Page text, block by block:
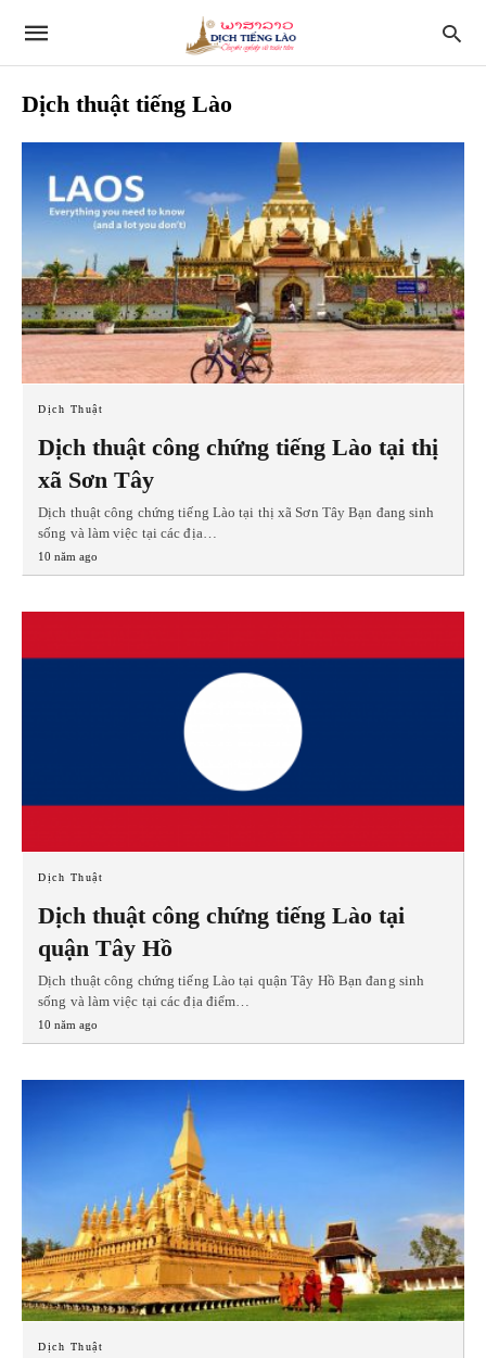
Dịch thuật tiếng Lào
Dịch Thuật
Dịch thuật công chứng tiếng Lào tại thị
xã Sơn Tây
Dịch thuật công chứng tiếng Lào tại thị xã Sơn Tây Bạn đang sinh
sống và làm việc tại các địa…
10 năm ago
Dịch Thuật
Dịch thuật công chứng tiếng Lào tại
quận Tây Hồ
Dịch thuật công chứng tiếng Lào tại quận Tây Hồ Bạn đang sinh
sống và làm việc tại các địa điểm…
10 năm ago
Dịch Thuật